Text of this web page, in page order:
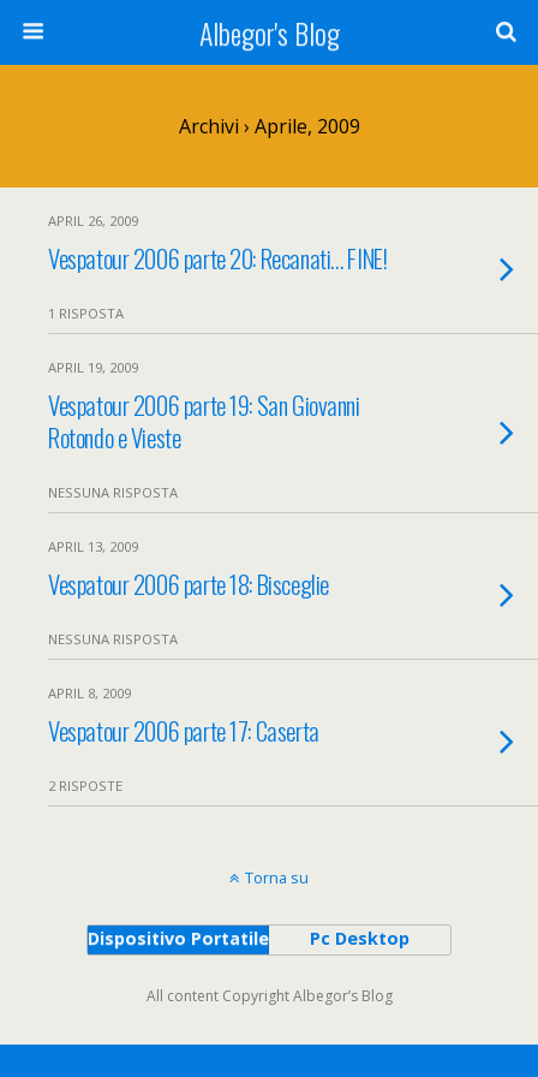
Albegor's Blog
Archivi › Aprile, 2009
APRIL 26, 2009
Vespatour 2006 parte 20: Recanati… FINE!
1 RISPOSTA
APRIL 19, 2009
Vespatour 2006 parte 19: San Giovanni
Rotondo e Vieste
NESSUNA RISPOSTA
APRIL 13, 2009
Vespatour 2006 parte 18: Bisceglie
NESSUNA RISPOSTA
APRIL 8, 2009
Vespatour 2006 parte 17: Caserta
2 RISPOSTE
Torna su
Dispositivo Portatile Pc Desktop
All content Copyright Albegor’s Blog